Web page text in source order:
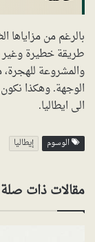
بالرغم من مزاياها
طريقة خطيرة وغير
والمشروعة
الوجهة. وهكذا
الى ايطاليا.
الوسوم إيطاليا
مقالات ذات صلة